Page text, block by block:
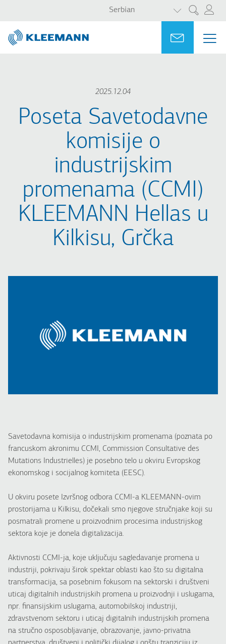
main
content
main
search
Претрага
Serbian
LIST
Ask for
2025.12.04
Poseta Savetodavne
komisije o
industrijskim
promenama (CCMI)
KLEEMANN Hellas u
Kilkisu, Grčka
Savetodavna komisija o industrijskim promenama (poznata po
francuskom akronimu CCMI, Commission Consultative des
Mutations Industrielles) je posebno telo u okviru Evropskog
ekonomskog i socijalnog komiteta (EESC).
U okviru posete Izvršnog odbora CCMI-a KLEEMANN-ovim
prostorijama u Kilkisu, dočekali smo njegove stručnjake koji su
posmatrali promene u proizvodnim procesima industrijskog
sektora koje je donela digitalizacija.
Aktivnosti CCMI-ja, koje uključuju sagledavanje promena u
industriji, pokrivaju širok spektar oblasti kao što su digitalna
transformacija, sa posebnim fokusom na sektorski i društveni
uticaj digitalnih industrijskih promena u proizvodnji i uslugama,
npr. finansijskim uslugama, automobilskoj industriji,
zdravstvenom sektoru i uticaj digitalnih industrijskih promena
na stručno osposobljavanje, obrazovanje, javno-privatna
Portal